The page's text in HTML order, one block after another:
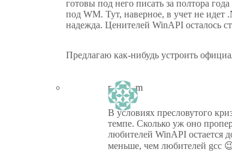
готовы под него писать за полтора
под WM. Тут, наверное, в учет не идет
надежда. Ценителей WinAPI осталось
Предлагаю как-нибудь устроить
ptiz_kem
В условиях пресловутого
темпе. Сколько уж оно
любителей WinAPI остается
меньше, чем любителей gcc